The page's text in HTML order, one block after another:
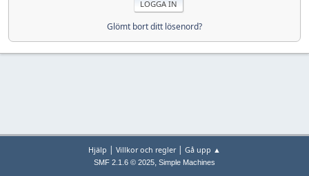
Glömt bort ditt lösenord?
Hjälp | Villkor och regler| Gå upp ▲
SMF 2.1.6 © 2025, Simple Machines